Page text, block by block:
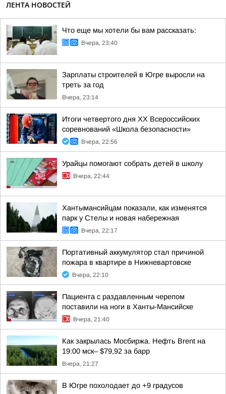
ЛЕНТА НОВОСТЕЙ
Что еще мы хотели бы вам рассказать:
Вчера, 23:40
Зарплаты строителей в Югре выросли на
треть за год
Вчера, 23:14
Итоги четвертого дня XX Всероссийских
соревнований «Школа безопасности»
Вчера, 22:56
Урайцы помогают собрать детей в школу
Вчера, 22:44
Хантымансийцам показали, как изменятся
парк у Стелы и новая набережная
Вчера, 22:17
Портативный аккумулятор стал причиной
пожара в квартире в Нижневартовске
Вчера, 22:10
Пациента с раздавленным черепом
поставили на ноги в Ханты-Мансийске
Вчера, 21:40
Как закрылась Мосбиржа. Нефть Brent на
19:00 мск– $79,92 за барр
Вчера, 21:27
В Югре похолодает до +9 градусов